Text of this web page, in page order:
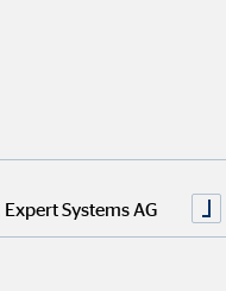
1, 50667 Köln
Systems AG